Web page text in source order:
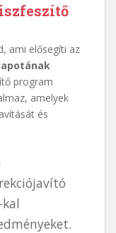
ami elősegíti az
program
amelyek
és